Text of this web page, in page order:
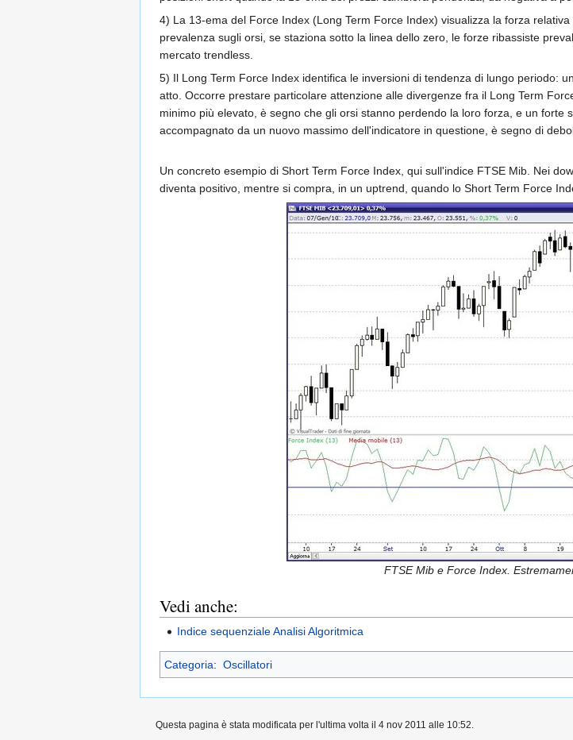
4) La 13-ema del Force Index (Long Term Force Index) visualizza la forza
prevalenza sugli orsi, se staziona sotto la linea dello zero, le forze ribassiste
mercato trendless.
5) Il Long Term Force Index identifica le inversioni di tendenza di lungo periodo:
atto. Occorre prestare particolare attenzione alle divergenze fra il Long Term
minimo più elevato, è segno che gli orsi stanno perdendo la loro forza, e un
accompagnato da un nuovo massimo dell'indicatore in questione, è segno di
Un concreto esempio di Short Term Force Index, qui sull'indice FTSE Mib. Nei
diventa positivo, mentre si compra, in un uptrend, quando lo Short Term Force
FTSE Mib e Force Index.
Vedi anche:
Indice sequenziale Analisi Algoritmica
Categoria: Oscillatori
Questa pagina è stata modificata per l'ultima volta il 4 nov 2011 alle 10:52.